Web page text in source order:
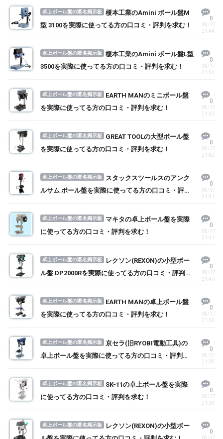
卓上ボール盤の匿名掲示板
榎本工業のAmini ボール盤M
型 3100を実際に使ってる方の口コミ・評判を求む！
0
05/17
21:44
卓上ボール盤の匿名掲示板
榎本工業のAmini ボール盤L型
3500を実際に使ってる方の口コミ・評判を求む！
0
05/17
21:44
卓上ボール盤の匿名掲示板
EARTH MANのミニボール盤
を実際に使ってる方の口コミ・評判を求む！
0
05/17
21:43
卓上ボール盤の匿名掲示板
GREAT TOOLの大型ボール盤
を実際に使ってる方の口コミ・評判を求む！
0
05/17
21:42
卓上ボール盤の匿名掲示板
スタックスツールスのアンク
ルサム ボール盤を実際に使ってる方の口コミ・評判
0
05/17
21:41
卓上ボール盤の匿名掲示板
マキタの卓上ボール盤を実際
に使ってる方の口コミ・評判を求む！
0
05/17
21:41
卓上ボール盤の匿名掲示板
レクソン(REXON)の小型ボー
ル盤 DP2000Rを実際に使ってる方の口コミ・評判を
0
05/17
21:40
卓上ボール盤の匿名掲示板
EARTH MANの卓上ボール盤
を実際に使ってる方の口コミ・評判を求む！
0
05/17
21:39
卓上ボール盤の匿名掲示板
京セラ(旧RYOBI電動工具)の
卓上ボール盤を実際に使ってる方の口コミ・評判を
0
05/17
21:38
卓上ボール盤の匿名掲示板
SK-11の卓上ボール盤を実際
に使ってる方の口コミ・評判を求む！
0
05/17
21:38
卓上ボール盤の匿名掲示板
レクソン(REXON)の小型ボー
0
05/17